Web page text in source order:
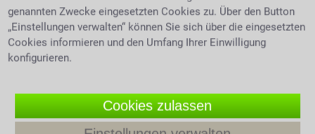
Arbeitgeber Arbeitnehmer
der Regel nach zwei
Jahren nicht mehr
verlängerbar ist. Gemäß § 14 Abs. 2 S. 1 TzBfG ist
eine Verlängerung eines sachgrundlos befristeten
Arbeitsvertrages bis zu drei Mal möglich, wobei
zwei Jahre nicht überschreiten darf. Die
zweckgebundene Befristung endet mit der Erfüllung
genannten Zwecke eingesetzten Cookies zu. Über den Button
„Einstellungen verwalten“ können Sie sich über die eingesetzten
Cookies informieren und den Umfang Ihrer Einwilligung
konfigurieren.
Cookies zulassen